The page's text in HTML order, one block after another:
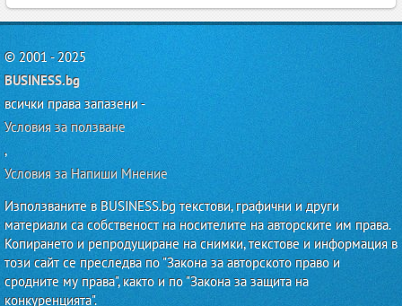
© 2001 - 2025
BUSINESS.bg
всички права запазени -
Условия за ползване
,
Условия за Напиши Мнение
Използваните в BUSINESS.bg текстови, графични и други
материали са собственост на носителите на авторските им права.
Копирането и репродуциране на снимки, текстове и информация в
този сайт се преследва по "Закона за авторското право и
сродните му права", както и по "Закона за защита на
конкуренцията".